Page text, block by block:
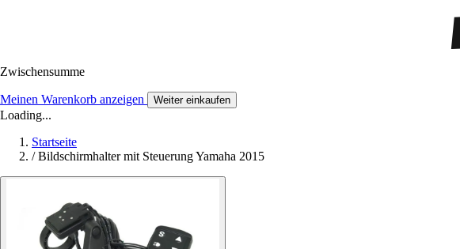
Zwischensumme
Meinen Warenkorb anzeigen Weiter einkaufen
Loading...
Startseite
/ Bildschirmhalter mit Steuerung Yamaha 2015